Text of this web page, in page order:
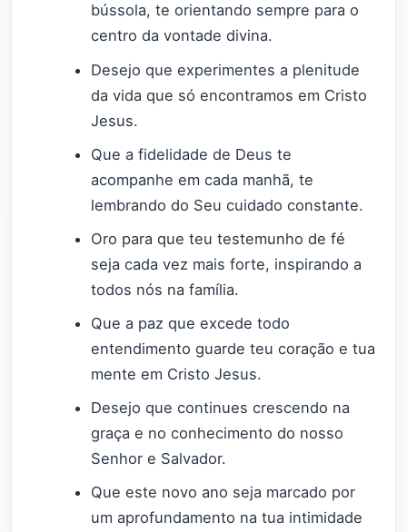
bússola, te orientando sempre para o
centro da vontade divina.
Desejo que experimentes a plenitude
da vida que só encontramos em Cristo
Jesus.
Que a fidelidade de Deus te
acompanhe em cada manhã, te
lembrando do Seu cuidado constante.
Oro para que teu testemunho de fé
seja cada vez mais forte, inspirando a
todos nós na família.
Que a paz que excede todo
entendimento guarde teu coração e tua
mente em Cristo Jesus.
Desejo que continues crescendo na
graça e no conhecimento do nosso
Senhor e Salvador.
Que este novo ano seja marcado por
um aprofundamento na tua intimidade